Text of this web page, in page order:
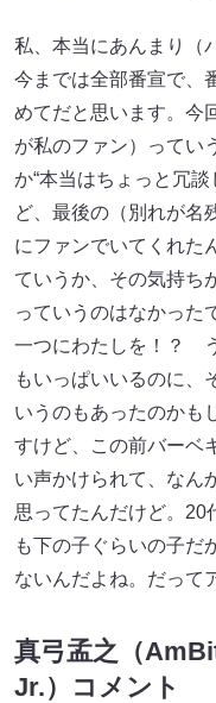
私、本当にあんまり（
今までは全部番宣で、
めてだと思います。今
が私のファン）ってい
か“本当はちょっと冗
ど、最後の（別れが名
にファンでいてくれた
ていうか、その気持
っていうのはなかった
一つにわたしを！？
もいっぱいいるのに、
いうのもあったのかも
すけど、この前バーベ
い声かけられて、なん
思ってたんだけど。
も下の子ぐらいの子だ
ないんだよね。だって
真弓孟之（
Jr.）コメント